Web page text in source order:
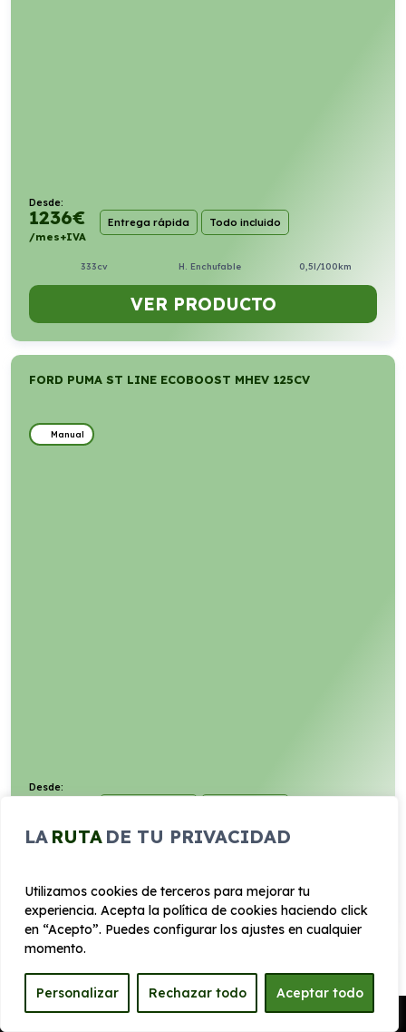
LA RUTA DE TU PRIVACIDAD
Utilizamos cookies de terceros para mejorar tu
experiencia. Acepta la política de cookies haciendo click
en “Acepto”. Puedes configurar los ajustes en cualquier
momento.
Personalizar Rechazar todo Aceptar todo
Desde:
1236€
/mes+IVA
Entrega rápida Todo incluido
333cv H. Enchufable 0,5l/100km
VER PRODUCTO
FORD PUMA ST LINE ECOBOOST MHEV 125CV
Manual
Desde:
295€
VER PRODUCTO
Pedir Presupuesto